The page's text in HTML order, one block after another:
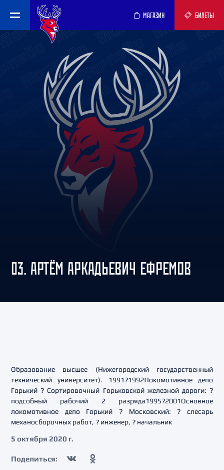
МАГАЗИН БИЛЕТЫ
03. АРТЁМ АРКАДЬЕВИЧ ЕФРЕМОВ
Образование высшее (Нижегородский государственный
технический университет). 1991?1992Локомотивное депо
Горький ? Сортировочный Горьковской железной дороги: ?
подсобный рабочий 2 разряда1995?2001Основное
локомотивное депо Горький ? Московский: ? слесарь
механосборочных работ, ? инженер, ? начальник
5 октября 2020 г.
Поделиться: